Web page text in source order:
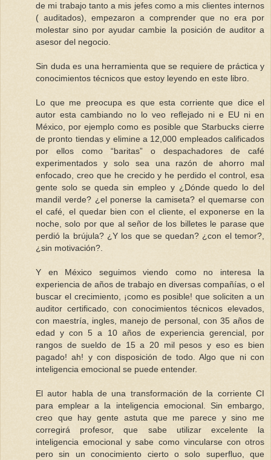
de mi trabajo tanto a mis jefes como a mis clientes internos
( auditados), empezaron a comprender que no era por
molestar sino por ayudar cambie la posición de auditor a
asesor del negocio.
Sin duda es una herramienta que se requiere de práctica y
conocimientos técnicos que estoy leyendo en este libro.
Lo que me preocupa es que esta corriente que dice el
autor esta cambiando no lo veo reflejado ni e EU ni en
México, por ejemplo como es posible que Starbucks cierre
de pronto tiendas y elimine a 12,000 empleados calificados
por ellos como “baritas” o despachadores de café
experimentados y solo sea una razón de ahorro mal
enfocado, creo que he crecido y he perdido el control, esa
gente solo se queda sin empleo y ¿Dónde quedo lo del
mandil verde? ¿el ponerse la camiseta? el quemarse con
el café, el quedar bien con el cliente, el exponerse en la
noche, solo por que al señor de los billetes le parase que
perdió la brújula? ¿Y los que se quedan? ¿con el temor?,
¿sin motivación?.
Y en México seguimos viendo como no interesa la
experiencia de años de trabajo en diversas compañías, o el
buscar el crecimiento, ¡como es posible! que soliciten a un
auditor certificado, con conocimientos técnicos elevados,
con maestría, ingles, manejo de personal, con 35 años de
edad y con 5 a 10 años de experiencia gerencial, por
rangos de sueldo de 15 a 20 mil pesos y eso es bien
pagado! ah! y con disposición de todo. Algo que ni con
inteligencia emocional se puede entender.
El autor habla de una transformación de la corriente CI
para emplear a la inteligencia emocional. Sin embargo,
creo que hay gente astuta que me parece y sino me
corregirá profesor, que sabe utilizar excelente la
inteligencia emocional y sabe como vincularse con otros
pero sin un conocimiento cierto o solo superfluo, que